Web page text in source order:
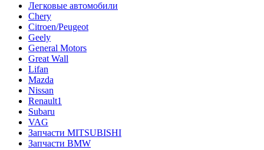
Легковые автомобили
Chery
Citroen/Peugeot
Geely
General Motors
Great Wall
Lifan
Mazda
Nissan
Renault1
Subaru
VAG
Запчасти MITSUBISHI
Запчасти BMW